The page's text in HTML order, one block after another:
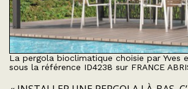
La pergola bioclimatique choisie par Yves
sous la référence ID4238 sur FRANCE